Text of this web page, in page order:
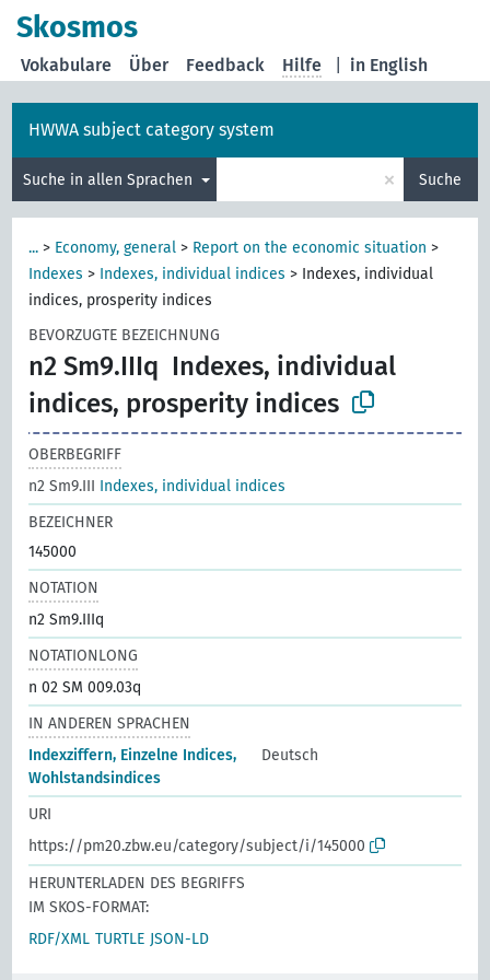
Skosmos
in English
Vokabulare Über Feedback Hilfe
HWWA subject category system
Suche in allen Sprachen × Suche
... > Economy, general > Report on the economic situation >
Indexes > Indexes, individual indices > Indexes, individual
indices, prosperity indices
BEVORZUGTE BEZEICHNUNG
n2 Sm9.IIIq Indexes, individual
indices, prosperity indices
OBERBEGRIFF
n2 Sm9.III Indexes, individual indices
BEZEICHNER
145000
NOTATION
n2 Sm9.IIIq
NOTATIONLONG
n 02 SM 009.03q
IN ANDEREN SPRACHEN
Indexziffern, Einzelne Indices,
Wohlstandsindices
Deutsch
URI
https://pm20.zbw.eu/category/subject/i/145000
HERUNTERLADEN DES BEGRIFFS
IM SKOS-FORMAT:
RDF/XML TURTLE JSON-LD